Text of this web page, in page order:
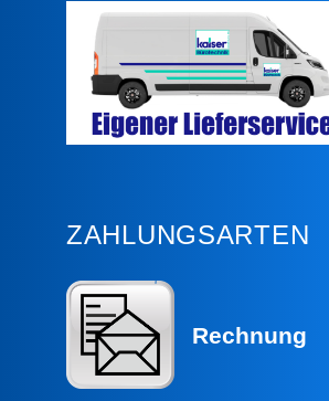
ZAHLUNGSARTEN
Rechnung